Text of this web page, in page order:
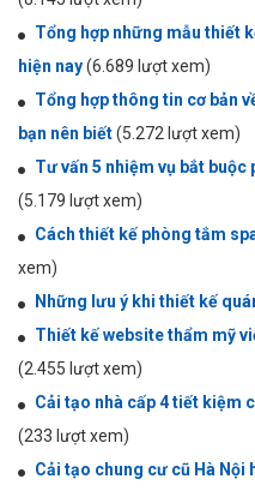
Tổng hợp những mẫu thiết
hiện nay(6.689 lượt xem)
Tổng hợp thông tin cơ bản
bạn nên biết(5.272 lượt xem)
Tư vấn 5 nhiệm vụ bắt
(5.179 lượt xem)
Cách thiết kế phòng tắm
xem)
Những lưu ý khi thiết kế
Thiết kế website thẩm mỹ
(2.455 lượt xem)
Cải tạo nhà cấp 4 tiết kiệm
(233 lượt xem)
Cải tạo chung cư cũ Hà Nội